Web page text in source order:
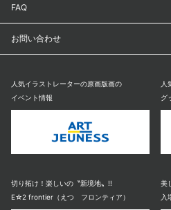
人気イラストレーターの原画版画の
イベント情報
人
グ
切り拓け！楽しいの〝新境地〟!!
E☆2 frontier（えつ フロンティア）
美
入
FAQ
お問い合わせ